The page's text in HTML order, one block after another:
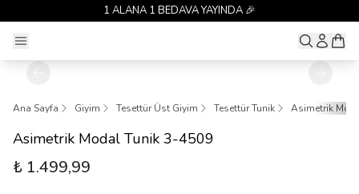
1 ALANA 1 BEDAVA YAYINDA 🎉
Ana Sayfa Giyim Tesettür Üst Giyim Tesettür Tunik Asimetrik
Asimetrik Modal Tunik 3-4509
₺ 1.499,99